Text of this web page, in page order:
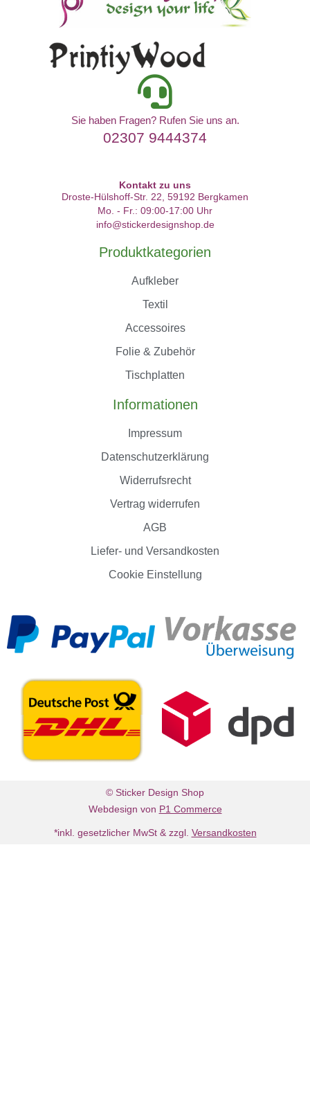
Sie haben Fragen? Rufen Sie uns an.
02307 9444374
Kontakt zu uns
Droste-Hülshoff-Str. 22, 59192 Bergkamen
Mo. - Fr.: 09:00-17:00 Uhr
info@stickerdesignshop.de
Produktkategorien
Aufkleber
Textil
Accessoires
Folie & Zubehör
Tischplatten
Informationen
Impressum
Datenschutzerklärung
Widerrufsrecht
Vertrag widerrufen
AGB
Liefer- und Versandkosten
Cookie Einstellung
© Sticker Design Shop
Webdesign von P1 Commerce
*inkl. gesetzlicher MwSt & zzgl. Versandkosten